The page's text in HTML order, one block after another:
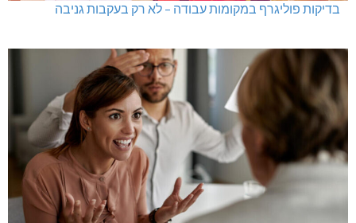
בדיקות פוליגרף במקומות עבודה – לא רק בעקבות גניבה